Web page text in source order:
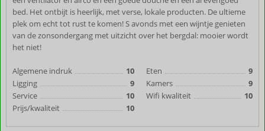
bed. Het ontbijt is heerlijk, met verse, lokale producten. De ultieme
plek om echt tot rust te komen! S avonds met een wijntje genieten
van de zonsondergang met uitzicht over het bergdal: mooier wordt
het niet!
Algemene indruk
10
Ligging
9
Service
10
Prijs/kwaliteit
10
Eten
9
Kamers
9
Wifi kwaliteit
10